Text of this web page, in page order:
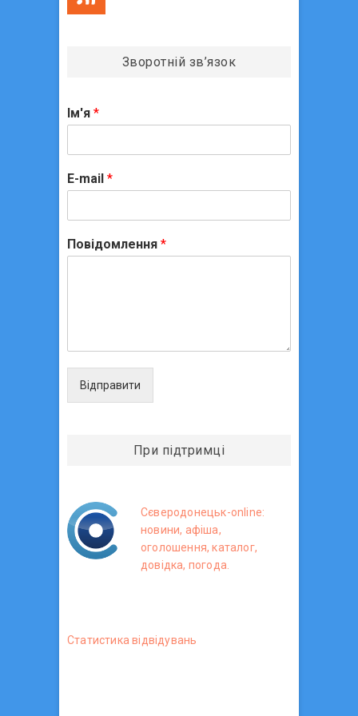
Зворотній зв’язок
Ім'я *
E-mail *
Повідомлення *
Відправити
При підтримці
Сєверодонецьк-online:
новини, афіша,
оголошення, каталог,
довідка, погода.
Статистика вiдвiдувань